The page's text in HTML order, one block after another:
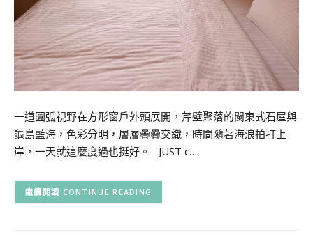
一道圓弧視野在方形窗戶外頭展開，芹壁聚落的閩東式石屋與
龜島藍海，色彩分明，層層疊疊交織，時間隨著海浪拍打上
岸，一天就這麼度過也挺好。 JUST c…
CONTINUE READING